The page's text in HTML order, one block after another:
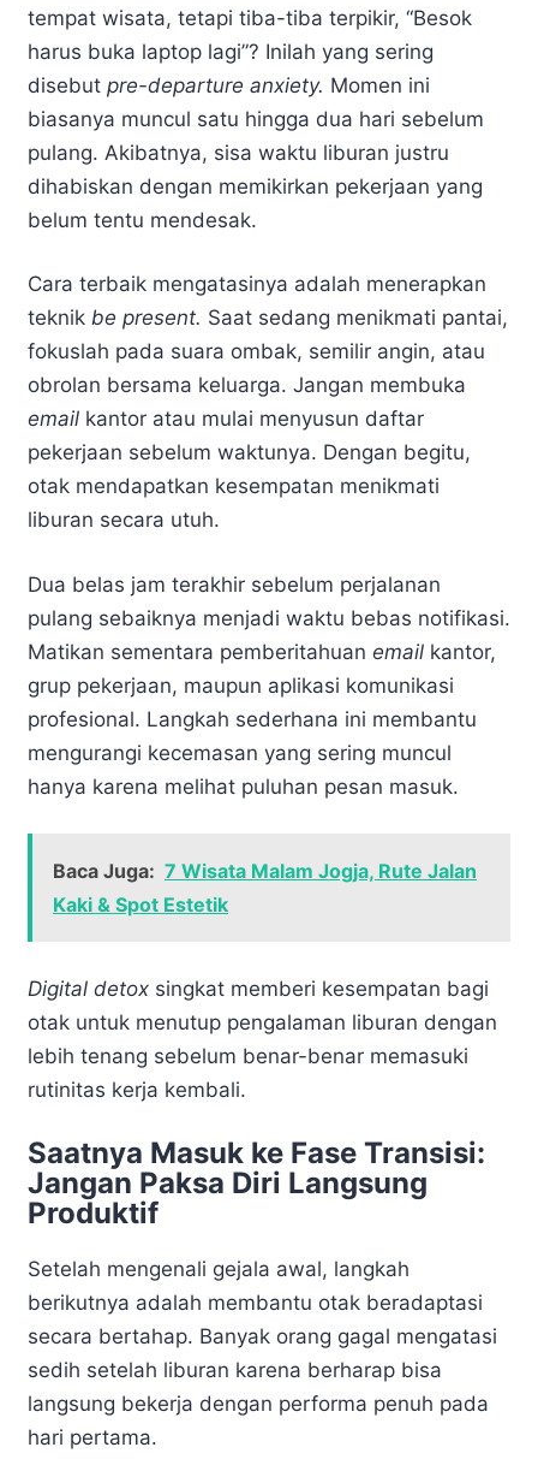
tempat wisata, tetapi tiba-tiba terpikir, “Besok
harus buka laptop lagi”? Inilah yang sering
disebut pre-departure anxiety. Momen ini
biasanya muncul satu hingga dua hari sebelum
pulang. Akibatnya, sisa waktu liburan justru
dihabiskan dengan memikirkan pekerjaan yang
belum tentu mendesak.
Cara terbaik mengatasinya adalah menerapkan
teknik be present. Saat sedang menikmati pantai,
fokuslah pada suara ombak, semilir angin, atau
obrolan bersama keluarga. Jangan membuka
email kantor atau mulai menyusun daftar
pekerjaan sebelum waktunya. Dengan begitu,
otak mendapatkan kesempatan menikmati
liburan secara utuh.
Dua belas jam terakhir sebelum perjalanan
pulang sebaiknya menjadi waktu bebas notifikasi.
Matikan sementara pemberitahuan email kantor,
grup pekerjaan, maupun aplikasi komunikasi
profesional. Langkah sederhana ini membantu
mengurangi kecemasan yang sering muncul
hanya karena melihat puluhan pesan masuk.
Baca Juga: 7 Wisata Malam Jogja, Rute Jalan
Kaki & Spot Estetik
Digital detox singkat memberi kesempatan bagi
otak untuk menutup pengalaman liburan dengan
lebih tenang sebelum benar-benar memasuki
rutinitas kerja kembali.
Saatnya Masuk ke Fase Transisi:
Jangan Paksa Diri Langsung
Produktif
Setelah mengenali gejala awal, langkah
berikutnya adalah membantu otak beradaptasi
secara bertahap. Banyak orang gagal mengatasi
sedih setelah liburan karena berharap bisa
langsung bekerja dengan performa penuh pada
hari pertama.